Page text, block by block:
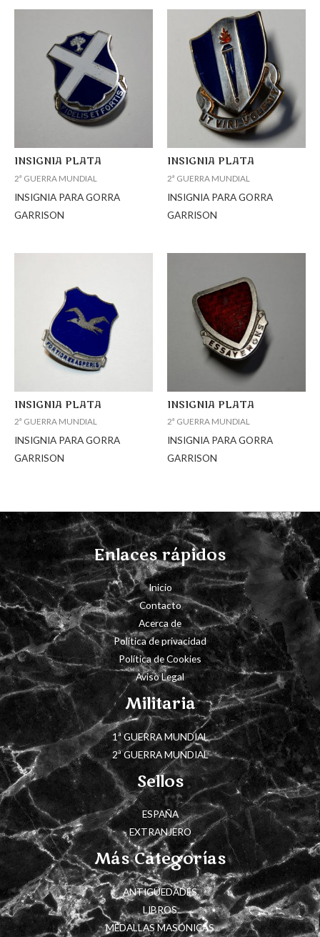
INSIGNIA PLATA
2ª GUERRA MUNDIAL
INSIGNIA PARA GORRA
GARRISON
INSIGNIA PLATA
2ª GUERRA MUNDIAL
INSIGNIA PARA GORRA
GARRISON
INSIGNIA PLATA
2ª GUERRA MUNDIAL
INSIGNIA PARA GORRA
GARRISON
INSIGNIA PLATA
2ª GUERRA MUNDIAL
INSIGNIA PARA GORRA
GARRISON
Enlaces rápidos
Inicio
Contacto
Acerca de
Política de privacidad
Política de Cookies
Aviso Legal
Militaria
1ª GUERRA MUNDIAL
2ª GUERRA MUNDIAL
Sellos
ESPAÑA
EXTRANJERO
Más Categorías
ANTIGÜEDADES
LIBROS
MEDALLAS MASÓNICAS